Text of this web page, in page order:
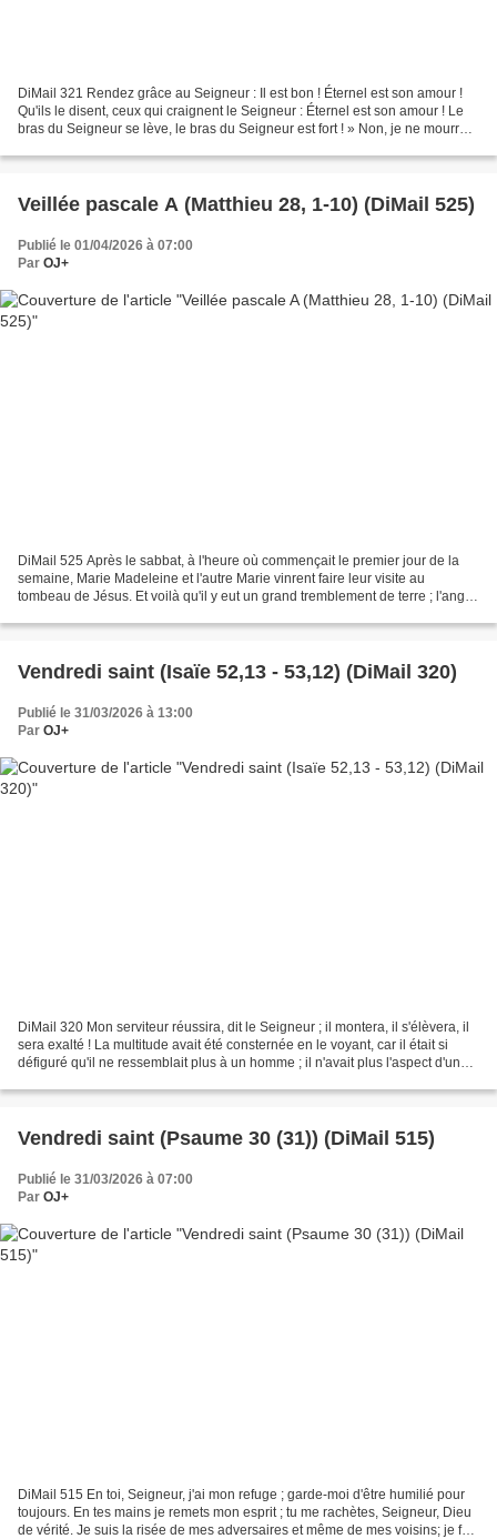
DiMail 321 Rendez grâce au Seigneur : Il est bon ! Éternel est son amour !
Qu'ils le disent, ceux qui craignent le Seigneur : Éternel est son amour ! Le
bras du Seigneur se lève, le bras du Seigneur est fort ! » Non, je ne mourrai
Veillée pascale A (Matthieu 28, 1-10) (DiMail 525)
Publié le 01/04/2026 à 07:00
Par OJ+
DiMail 525 Après le sabbat, à l'heure où commençait le premier jour de la
semaine, Marie Madeleine et l'autre Marie vinrent faire leur visite au
tombeau de Jésus. Et voilà qu'il y eut un grand tremblement de terre ; l'ange
Vendredi saint (Isaïe 52,13 - 53,12) (DiMail 320)
Publié le 31/03/2026 à 13:00
Par OJ+
DiMail 320 Mon serviteur réussira, dit le Seigneur ; il montera, il s'élèvera, il
sera exalté ! La multitude avait été consternée en le voyant, car il était si
défiguré qu'il ne ressemblait plus à un homme ; il n'avait plus l'aspect d'un
Vendredi saint (Psaume 30 (31)) (DiMail 515)
Publié le 31/03/2026 à 07:00
Par OJ+
DiMail 515 En toi, Seigneur, j'ai mon refuge ; garde-moi d'être humilié pour
toujours. En tes mains je remets mon esprit ; tu me rachètes, Seigneur, Dieu
de vérité. Je suis la risée de mes adversaires et même de mes voisins; je fais